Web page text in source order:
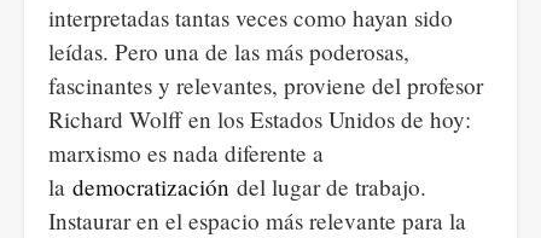
interpretadas tantas veces como hayan sido
leídas. Pero una de las más poderosas,
fascinantes y relevantes, proviene del profesor
Richard Wolff en los Estados Unidos de hoy:
marxismo es nada diferente a
la democratización del lugar de trabajo.
Instaurar en el espacio más relevante para la